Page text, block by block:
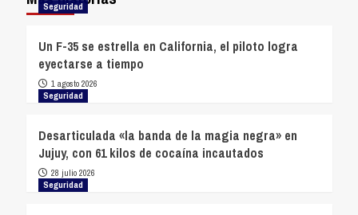
Seguridad
Un F-35 se estrella en California, el piloto logra
eyectarse a tiempo
1 agosto 2026
Seguridad
Desarticulada «la banda de la magia negra» en
Jujuy, con 61 kilos de cocaína incautados
28 julio 2026
Seguridad